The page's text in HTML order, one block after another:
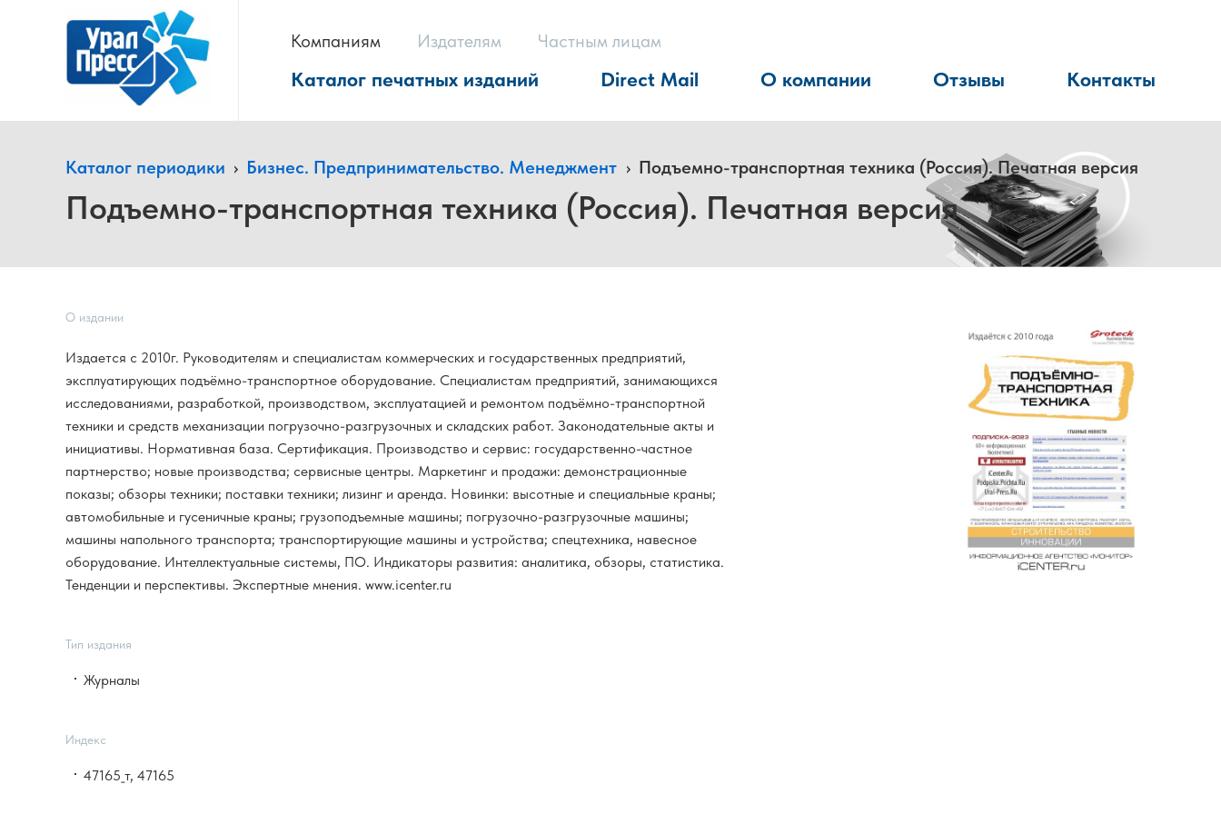
Компаниям Издателям Частным лицам
Каталог печатных изданий Direct Mail О компании Отзывы Контакты
Каталог периодики › Бизнес. Предпринимательство. Менеджмент › Подъемно-транспортная техника (Россия). Печатная версия
Подъемно-транспортная техника (Россия). Печатная версия
О издании
Издается с 2010г. Руководителям и специалистам коммерческих и государственных предприятий,
эксплуатирующих подъёмно-транспортное оборудование. Специалистам предприятий, занимающихся
исследованиями, разработкой, производством, эксплуатацией и ремонтом подъёмно-транспортной
техники и средств механизации погрузочно-разгрузочных и складских работ. Законодательные акты и
инициативы. Нормативная база. Сертификация. Производство и сервис: государственно-частное
партнерство; новые производства; сервисные центры. Маркетинг и продажи: демонстрационные
показы; обзоры техники; поставки техники; лизинг и аренда. Новинки: высотные и специальные краны;
автомобильные и гусеничные краны; грузоподъемные машины; погрузочно-разгрузочные машины;
машины напольного транспорта; транспортирующие машины и устройства; спецтехника, навесное
оборудование. Интеллектуальные системы, ПО. Индикаторы развития: аналитика, обзоры, статистика.
Тенденции и перспективы. Экспертные мнения. www.icenter.ru
Тип издания
Журналы
Индекс
47165_т, 47165